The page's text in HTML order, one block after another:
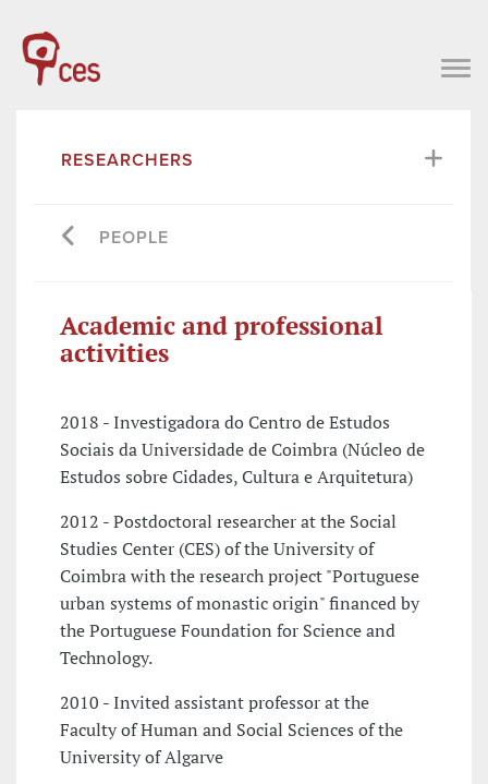
RESEARCHERS
PEOPLE
Academic and professional
activities
2018 - Investigadora do Centro de Estudos
Sociais da Universidade de Coimbra (Núcleo de
Estudos sobre Cidades, Cultura e Arquitetura)
2012 - Postdoctoral researcher at the Social
Studies Center (CES) of the University of
Coimbra with the research project "Portuguese
urban systems of monastic origin" financed by
the Portuguese Foundation for Science and
Technology.
2010 - Invited assistant professor at the
Faculty of Human and Social Sciences of the
University of Algarve